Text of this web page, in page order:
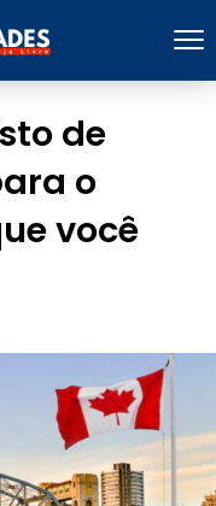
de
o
você